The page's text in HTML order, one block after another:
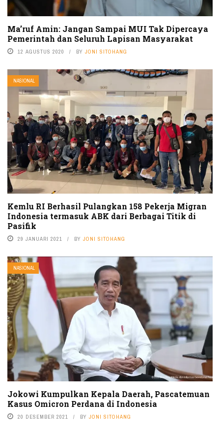
Ma’ruf Amin: Jangan Sampai MUI Tak Dipercaya
Pemerintah dan Seluruh Lapisan Masyarakat
12 AGUSTUS 2020 BY JONI SITOHANG
NASIONAL
Kemlu RI Berhasil Pulangkan 158 Pekerja Migran
Indonesia termasuk ABK dari Berbagai Titik di
Pasifik
29 JANUARI 2021 BY JONI SITOHANG
NASIONAL
Jokowi Kumpulkan Kepala Daerah, Pascatemuan
Kasus Omicron Perdana di Indonesia
20 DESEMBER 2021 BY JONI SITOHANG